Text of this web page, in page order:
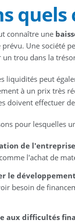
connaître une
Une société
un trou dans la
liquidités peut
à un prix très
doivent effectuer
pour lesquelles
de
l'achat de
le
besoin de
aux difficultés